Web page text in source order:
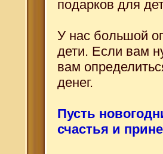
подарков для
У нас большой
дети. Если вам
вам
денег.
Пусть
счастья и